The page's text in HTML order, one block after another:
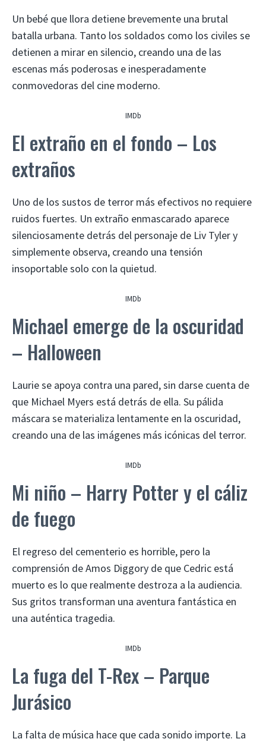
Un bebé que llora detiene brevemente una brutal
batalla urbana. Tanto los soldados como los civiles se
detienen a mirar en silencio, creando una de las
escenas más poderosas e inesperadamente
conmovedoras del cine moderno.
IMDb
El extraño en el fondo – Los
extraños
Uno de los sustos de terror más efectivos no requiere
ruidos fuertes. Un extraño enmascarado aparece
silenciosamente detrás del personaje de Liv Tyler y
simplemente observa, creando una tensión
insoportable solo con la quietud.
IMDb
Michael emerge de la oscuridad
– Halloween
Laurie se apoya contra una pared, sin darse cuenta de
que Michael Myers está detrás de ella. Su pálida
máscara se materializa lentamente en la oscuridad,
creando una de las imágenes más icónicas del terror.
IMDb
Mi niño – Harry Potter y el cáliz
de fuego
El regreso del cementerio es horrible, pero la
comprensión de Amos Diggory de que Cedric está
muerto es lo que realmente destroza a la audiencia.
Sus gritos transforman una aventura fantástica en
una auténtica tragedia.
IMDb
La fuga del T-Rex – Parque
Jurásico
La falta de música hace que cada sonido importe. La